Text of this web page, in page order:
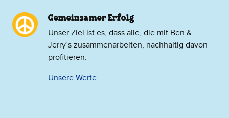
Gemeinsamer Erfolg
Unser Ziel ist es, dass alle, die mit Ben &
Jerry’s zusammenarbeiten, nachhaltig davon
profitieren.
Unsere Werte